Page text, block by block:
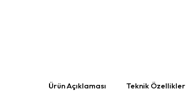
Ürün Açıklaması Teknik Özellikler